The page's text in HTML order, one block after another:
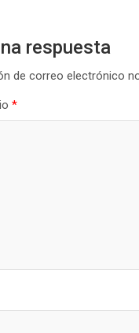
respuesta
de correo electrónico
*